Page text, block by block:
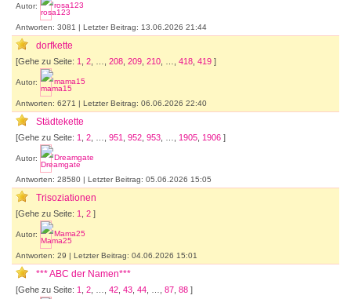
Autor: rosa123
Antworten: 3081 | Letzter Beitrag: 13.06.2026 21:44
dorfkette
[Gehe zu Seite: 1 2 208 209 210 418 419 ]
Autor: mama15
Antworten: 6271 | Letzter Beitrag: 06.06.2026 22:40
Städtekette
[Gehe zu Seite: 1 2 951 952 953 1905 1906 ]
Autor: Dreamgate
Antworten: 28580 | Letzter Beitrag: 05.06.2026 15:05
Trisoziationen
[Gehe zu Seite: 1 2 ]
Autor: Mama25
Antworten: 29 | Letzter Beitrag: 04.06.2026 15:01
*** ABC der Namen***
[Gehe zu Seite: 1 2 42 43 44 87 88 ]